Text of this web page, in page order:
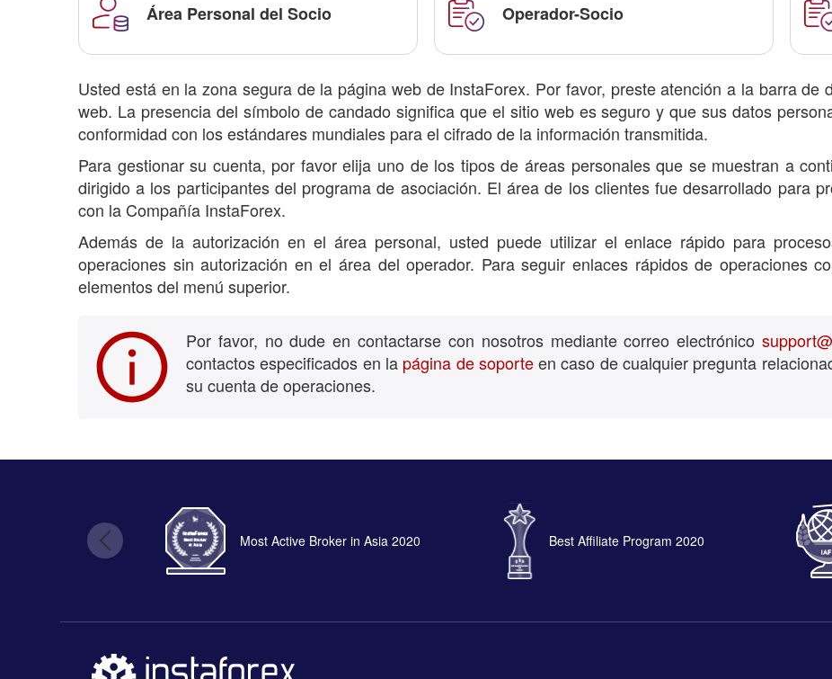
Área Personal del Socio Operador-Socio
Usted está en la zona segura de la página web de InstaForex. Por favor, preste atención a la barra de
web. La presencia del símbolo de candado significa que el sitio web es seguro y que sus datos
conformidad con los estándares mundiales para el cifrado de la información transmitida.
Para gestionar su cuenta, por favor elija uno de los tipos de áreas personales que se muestran a
dirigido a los participantes del programa de asociación. El área de los clientes fue desarrollado para
con la Compañía InstaForex.
Además de la autorización en el área personal, usted puede utilizar el enlace rápido para
operaciones sin autorización en el área del operador. Para seguir enlaces rápidos de operaciones
elementos del menú superior.
Por favor, no dude en contactarse con nosotros mediante correo electrónico
contactos especificados en la página de soporteen caso de cualquier pregunta
su cuenta de operaciones.
Most Active Broker in Asia 2020 Best Affiliate Program 2020